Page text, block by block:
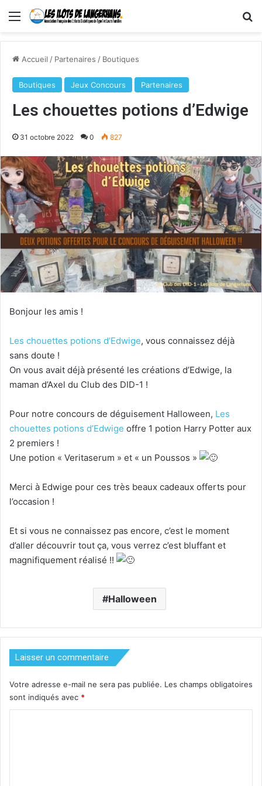
Menu
Accueil / Partenaires / Boutiques
Boutiques Jeux Concours Partenaires
Les chouettes potions d’Edwige
31 octobre 2022 0 827
Bonjour les amis !
Les chouettes potions d’Edwige, vous connaissez déjà
sans doute !
On vous avait déjà présenté les créations d’Edwige, la
maman d’Axel du Club des DID-1 !
Pour notre concours de déguisement Halloween, Les
chouettes potions d’Edwige offre 1 potion Harry Potter aux
2 premiers !
Une potion « Veritaserum » et « un Poussos »
Merci à Edwige pour ces très beaux cadeaux offerts pour
l’occasion !
Et si vous ne connaissez pas encore, c’est le moment
d’aller découvrir tout ça, vous verrez c’est bluffant et
magnifiquement réalisé !!
Halloween
Laisser un commentaire
Votre adresse e-mail ne sera pas publiée. Les champs obligatoires
sont indiqués avec *